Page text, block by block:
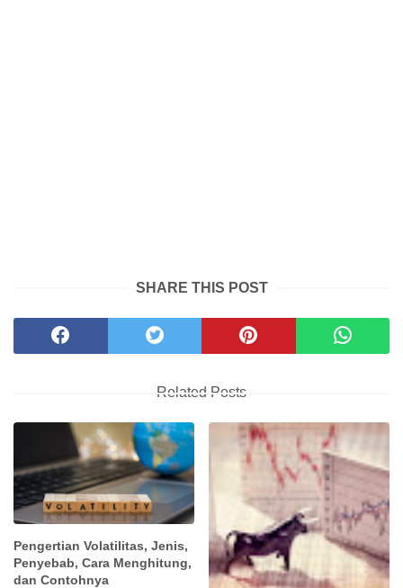
SHARE THIS POST
Related Posts
Pengertian Volatilitas, Jenis,
Penyebab, Cara Menghitung,
dan Contohnya